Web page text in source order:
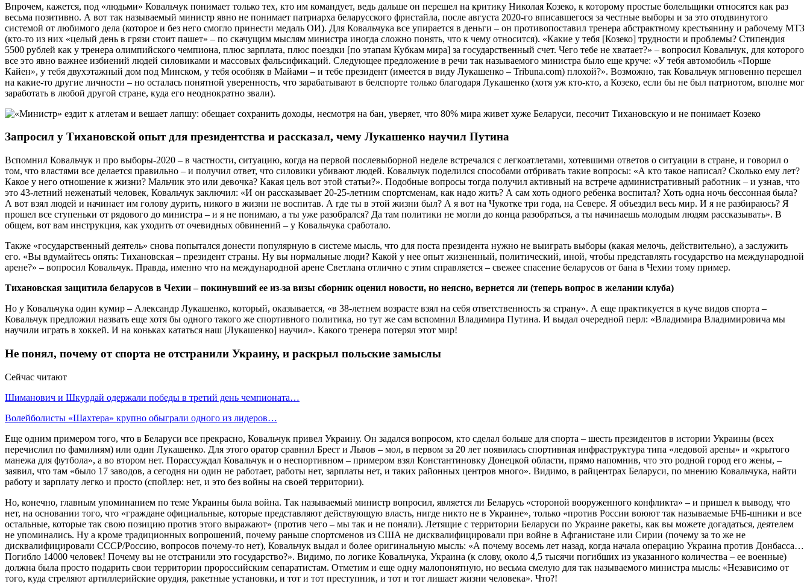
Впрочем, кажется, под «людьми» Ковальчук понимает только тех, кто им командует, ведь дальше он перешел на критику Николая Козеко, к которому простые болельщики относятся как раз
весьма позитивно. А вот так называемый министр явно не понимает патриарха беларусского фристайла, после августа 2020-го вписавшегося за честные выборы и за это отодвинутого
системой от любимого дела (которое и без него смогло принести медаль ОИ). Для Ковальчука все упирается в деньги – он противопоставил тренера абстрактному крестьянину и рабочему МТЗ
(кто-то из них «целый день в грязи стоит пашет» – по скачущим мыслям министра иногда сложно понять, что к чему относится). «Какие у тебя [Козеко] трудности и проблемы? Стипендия
5500 рублей как у тренера олимпийского чемпиона, плюс зарплата, плюс поездки [по этапам Кубкам мира] за государственный счет. Чего тебе не хватает?» – вопросил Ковальчук, для которого
все это явно важнее избиений людей силовиками и массовых фальсификаций. Следующее предложение в речи так называемого министра было еще круче: «У тебя автомобиль «Порше
Кайен», у тебя двухэтажный дом под Минском, у тебя особняк в Майами – и тебе президент (имеется в виду Лукашенко – Tribuna.com) плохой?». Возможно, так Ковальчук мгновенно перешел
на какие-то другие личности – но осталась понятной уверенность, что зарабатывают в белспорте только благодаря Лукашенко (хотя уж кто-кто, а Козеко, если бы не был патриотом, вполне мог
заработать в любой другой стране, куда его неоднократно звали).
Запросил у Тихановской опыт для президентства и рассказал, чему Лукашенко научил Путина
Вспомнил Ковальчук и про выборы-2020 – в частности, ситуацию, когда на первой послевыборной неделе встречался с легкоатлетами, хотевшими ответов о ситуации в стране, и говорил о
том, что властями все делается правильно – и получил ответ, что силовики убивают людей. Ковальчук поделился способами отбривать такие вопросы: «А кто такое написал? Сколько ему лет?
Какое у него отношение к жизни? Мальчик это или девочка? Какая цель вот этой статьи?». Подобные вопросы тогда получил активный на встрече административный работник – и узнав, что
это 43-летний неженатый человек, Ковальчук заключил: «И он рассказывает 20-25-летним спортсменам, как надо жить? А сам хоть одного ребенка воспитал? Хоть одна ночь бессонная была?
А вот взял людей и начинает им голову дурить, никого в жизни не воспитав. А где ты в этой жизни был? А я вот на Чукотке три года, на Севере. Я объездил весь мир. И я не разбираюсь? Я
прошел все ступеньки от рядового до министра – и я не понимаю, а ты уже разобрался? Да там политики не могли до конца разобраться, а ты начинаешь молодым людям рассказывать». В
общем, вот вам инструкция, как уходить от очевидных обвинений – у Ковальчука сработало.
Также «государственный деятель» снова попытался донести популярную в системе мысль, что для поста президента нужно не выиграть выборы (какая мелочь, действительно), а заслужить
его. «Вы вдумайтесь опять: Тихановская – президент страны. Ну вы нормальные люди? Какой у нее опыт жизненный, политический, иной, чтобы представлять государство на международной
арене?» – вопросил Ковальчук. Правда, именно что на международной арене Светлана отлично с этим справляется – свежее спасение беларусов от бана в Чехии тому пример.
Тихановская защитила беларусов в Чехии – покинувший ее из-за визы сборник оценил новости, но неясно, вернется ли (теперь вопрос в желании клуба)
Но у Ковальчука один кумир – Александр Лукашенко, который, оказывается, «в 38-летнем возрасте взял на себя ответственность за страну». А еще практикуется в куче видов спорта –
Ковальчук предложил назвать еще хотя бы одного такого же спортивного политика, но тут же сам вспомнил Владимира Путина. И выдал очередной перл: «Владимира Владимировича мы
научили играть в хоккей. И на коньках кататься наш [Лукашенко] научил». Какого тренера потерял этот мир!
Не понял, почему от спорта не отстранили Украину, и раскрыл польские замыслы
Сейчас читают
Шиманович и Шкурдай одержали победы в третий день чемпионата…
Волейболисты «Шахтера» крупно обыграли одного из лидеров…
Еще одним примером того, что в Беларуси все прекрасно, Ковальчук привел Украину. Он задался вопросом, кто сделал больше для спорта – шесть президентов в истории Украины (всех
перечислил по фамилиям) или один Лукашенко. Для этого оратор сравнил Брест и Львов – мол, в первом за 20 лет появилась спортивная инфраструктура типа «ледовой арены» и «крытого
манежа для футбола», а во втором нет. Порассуждал Ковальчук и о неспортивном – примером взял Константиновку Донецкой области, прямо напомнив, что это родной город его жены, –
заявил, что там «было 17 заводов, а сегодня ни один не работает, работы нет, зарплаты нет, и таких районных центров много». Видимо, в райцентрах Беларуси, по мнению Ковальчука, найти
работу и зарплату легко и просто (спойлер: нет, и это без войны на своей территории).
Но, конечно, главным упоминанием по теме Украины была война. Так называемый министр вопросил, является ли Беларусь «стороной вооруженного конфликта» – и пришел к выводу, что
нет, на основании того, что «граждане официальные, которые представляют действующую власть, нигде никто не в Украине», только «против России воюют так называемые БЧБ-шники и все
остальные, которые так свою позицию против этого выражают» (против чего – мы так и не поняли). Летящие с территории Беларуси по Украине ракеты, как вы можете догадаться, деятелем
не упоминались. Ну а кроме традиционных вопрошений, почему раньше спортсменов из США не дисквалифицировали при войне в Афганистане или Сирии (почему за то же не
дисквалифицировали СССР/Россию, вопросов почему-то нет), Ковальчук выдал и более оригинальную мысль: «А почему восемь лет назад, когда начала операцию Украина против Донбасса…
Погибло 14000 человек! Почему вы не отстранили это государство?». Видимо, по логике Ковальчука, Украина (к слову, около 4,5 тысячи погибших из указанного количества – ее военные)
должна была просто подарить свои территории пророссийским сепаратистам. Отметим и еще одну малопонятную, но весьма смелую для так называемого министра мысль: «Независимо от
того, куда стреляют артиллерийские орудия, ракетные установки, и тот и тот преступник, и тот и тот лишает жизни человека». Что?!